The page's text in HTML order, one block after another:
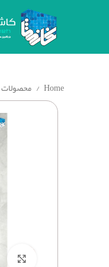
Home محصولات